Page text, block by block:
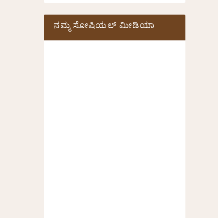
ನಮ್ಮ ಸೋಷಿಯಲ್‌ ಮೀಡಿಯಾ